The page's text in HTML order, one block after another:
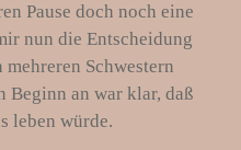
Pause doch noch eine
nun die Entscheidung
Schwestern
Beginn an war klar, daß
leben würde.